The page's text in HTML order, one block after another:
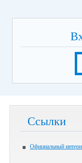
Ссылки
Официальный